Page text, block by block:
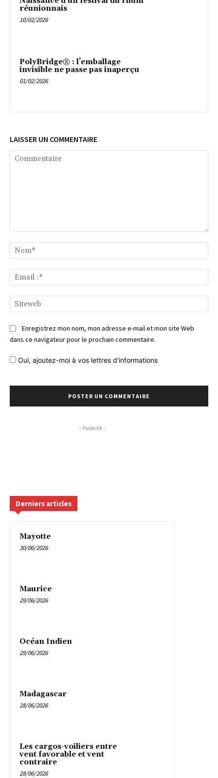
réunionnais
10/02/2026
PolyBridge® : l’emballage
invisible ne passe pas inaperçu
01/02/2026
LAISSER UN COMMENTAIRE
:*
Enregistrez mon nom, mon adresse e-mail et mon site Web
dans ce navigateur pour le prochain commentaire.
Oui, ajoutez-moi à vos lettres d'informations
- Publicité -
Derniers articles
Mayotte
30/06/2026
Maurice
29/06/2026
Océan Indien
29/06/2026
Madagascar
28/06/2026
Les cargos-voiliers entre
vent favorable et vent
contraire
28/06/2026